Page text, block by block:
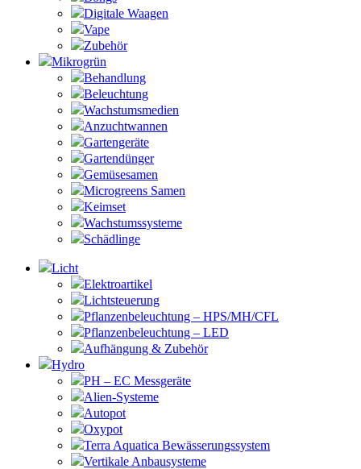
Digitale Waagen
Vape
Zubehör
Mikrogrün
Behandlung
Beleuchtung
Wachstumsmedien
Anzuchtwannen
Gartengeräte
Gartendünger
Gemüsesamen
Microgreens Samen
Keimset
Wachstumssysteme
Schädlinge
Licht
Elektroartikel
Lichtsteuerung
Pflanzenbeleuchtung – HPS/MH/CFL
Pflanzenbeleuchtung – LED
Aufhängung & Zubehör
Hydro
PH – EC Messgeräte
Alien-Systeme
Autopot
Oxypot
Terra Aquatica Bewässerungssystem
Vertikale Anbausysteme